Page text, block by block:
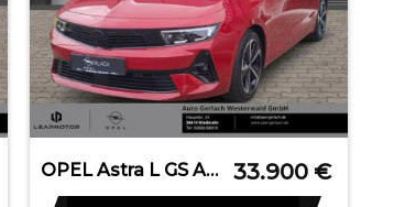
OPEL Astra L GS AHK-abnehmbar El. Panodach Digitales 33.900 €